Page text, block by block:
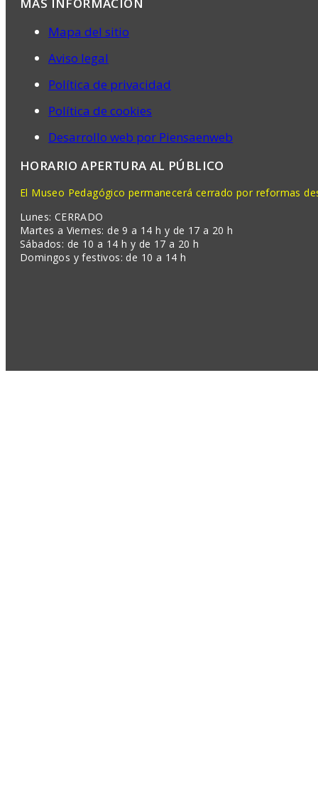
MÁS INFORMACIÓN
Mapa del sitio
Aviso legal
Política de privacidad
Política de cookies
Desarrollo web por Piensaenweb
HORARIO APERTURA AL PÚBLICO
El Museo Pedagógico permanecerá cerrado por reformas
Lunes: CERRADO
Martes a Viernes: de 9 a 14 h y de 17 a 20 h
Sábados: de 10 a 14 h y de 17 a 20 h
Domingos y festivos: de 10 a 14 h